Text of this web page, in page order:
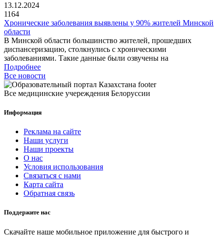
13.12.2024
1164
Хронические заболевания выявлены у 90% жителей Минской
области
В Минской области большинство жителей, прошедших
диспансеризацию, столкнулись с хроническими
заболеваниями. Такие данные были озвучены на
Подробнее
Все новости
Все медицинские учереждения Белоруссии
Информация
Реклама на сайте
Наши услуги
Наши проекты
О нас
Условия использования
Связаться с нами
Карта сайта
Обратная связь
Поддержите нас
Скачайте наше мобильное приложение для быстрого и